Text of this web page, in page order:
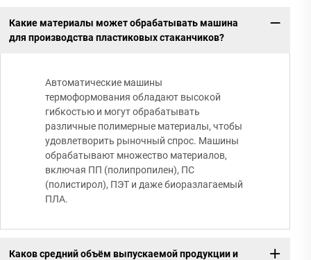
Какие материалы может обрабатывать машина
для производства пластиковых стаканчиков?
Автоматические машины
термоформования обладают высокой
гибкостью и могут обрабатывать
различные полимерные материалы, чтобы
удовлетворить рыночный спрос. Машины
обрабатывают множество материалов,
включая ПП (полипропилен), ПС
(полистирол), ПЭТ и даже биоразлагаемый
ПЛА.
Каков средний объём выпускаемой продукции и